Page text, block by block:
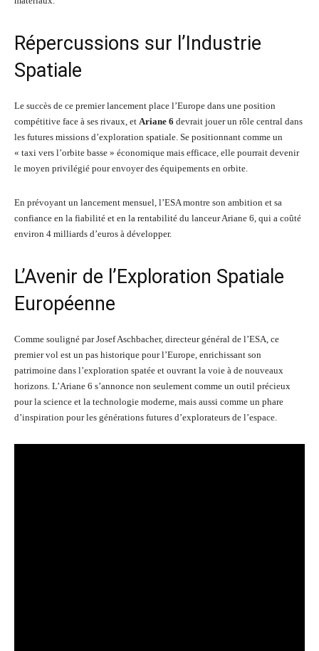
Répercussions sur l’Industrie
Spatiale
Le succès de ce premier lancement place l’Europe dans une position
compétitive face à ses rivaux, et Ariane 6 devrait jouer un rôle central dans
les futures missions d’exploration spatiale. Se positionnant comme un
« taxi vers l’orbite basse » économique mais efficace, elle pourrait devenir
le moyen privilégié pour envoyer des équipements en orbite.
En prévoyant un lancement mensuel, l’ESA montre son ambition et sa
confiance en la fiabilité et en la rentabilité du lanceur Ariane 6, qui a coûté
environ 4 milliards d’euros à développer.
L’Avenir de l’Exploration Spatiale
Européenne
Comme souligné par Josef Aschbacher, directeur général de l’ESA, ce
premier vol est un pas historique pour l’Europe, enrichissant son
patrimoine dans l’exploration spatée et ouvrant la voie à de nouveaux
horizons. L’Ariane 6 s’annonce non seulement comme un outil précieux
pour la science et la technologie moderne, mais aussi comme un phare
d’inspiration pour les générations futures d’explorateurs de l’espace.